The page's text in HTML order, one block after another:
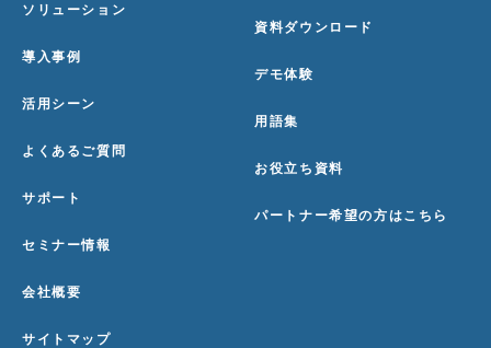
ソリューション
導入事例
活用シーン
よくあるご質問
サポート
セミナー情報
会社概要
サイトマップ
資料ダウンロード
デモ体験
用語集
お役立ち資料
パートナー希望の方はこちら